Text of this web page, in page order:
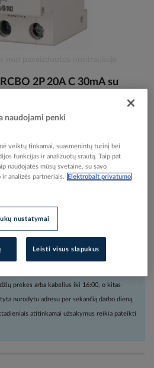
2P 20A C 30mA su
20/1N/C/003 - EATON
9007912538103
prekes arba kabelius iki 16:00, o kitas
nurodytu adresu per sekančią darbo dieną,
atitinkamai užsakymus reikia pateikti
naudojami penki
veiktų tinkamai, suasmenintų turinį bei
funkcijas ir analizuotų srautą. Taip pat
naudojatės mūsų svetaine, su savo
analizės partneriais.
Elektrobalt privatumo
nustatymai
Leisti visus slapukus